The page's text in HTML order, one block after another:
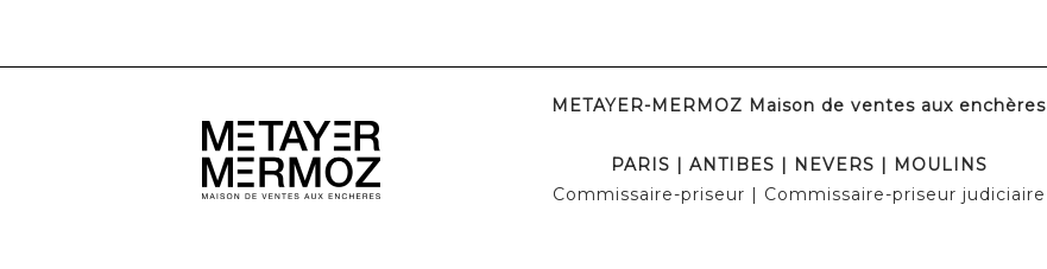
METAYER-MERMOZ Maison de ventes aux enchères
PARIS | ANTIBES | NEVERS | MOULINS
Commissaire-priseur | Commissaire-priseur judiciaire